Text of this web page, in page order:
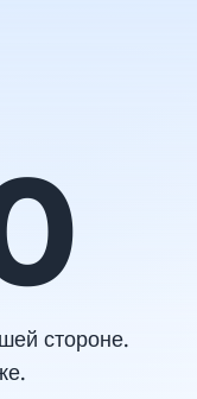
стороне.